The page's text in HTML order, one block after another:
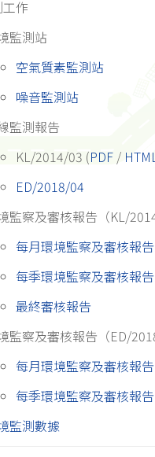
作
監測站
空氣質素監測站
噪音監測站
監測報告
KL/2014/03 (PDF / HTML
ED/2018/04
監察及審核報告（KL/
每月環境監察及審核報告
每季環境監察及審核報告
最終審核報告
監察及審核報告（ED/
每月環境監察及審核報告
每季環境監察及審核報告
監測數據